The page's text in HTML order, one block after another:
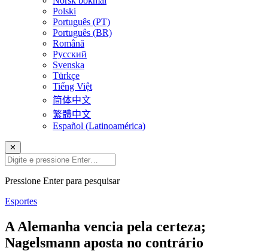
Polski
Português (PT)
Português (BR)
Română
Русский
Svenska
Türkçe
Tiếng Việt
简体中文
繁體中文
Español (Latinoamérica)
✕
Pressione Enter para pesquisar
Esportes
A Alemanha vencia pela certeza;
Nagelsmann aposta no contrário